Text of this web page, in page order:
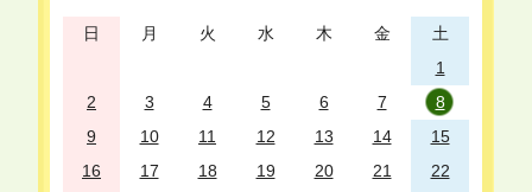
日 月 火 水 木 金
土
1
2
3 4 5 6 7
8
9
10 11 12 13 14
15
16
17 18 19 20 21
22